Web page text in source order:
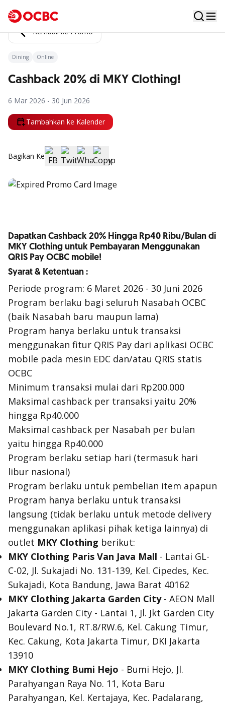
Kembali ke Promo
Dining Online
Cashback 20% di MKY Clothing!
6 Mar 2026 - 30 Jun 2026
Tambahkan ke Kalender
Bagikan Ke
Dapatkan Cashback 20% Hingga Rp40 Ribu/Bulan di
MKY Clothing untuk Pembayaran Menggunakan
QRIS Pay OCBC mobile!
Syarat & Ketentuan :
Periode program: 6 Maret 2026 - 30 Juni 2026
Program berlaku bagi seluruh Nasabah OCBC
(baik Nasabah baru maupun lama)
Program hanya berlaku untuk transaksi
menggunakan fitur QRIS Pay dari aplikasi OCBC
mobile pada mesin EDC dan/atau QRIS statis
OCBC
Minimum transaksi mulai dari Rp200.000
Maksimal cashback per transaksi yaitu 20%
hingga Rp40.000
Maksimal cashback per Nasabah per bulan
yaitu hingga Rp40.000
Program berlaku setiap hari (termasuk hari
libur nasional)
Program berlaku untuk pembelian item apapun
Program hanya berlaku untuk transaksi
langsung (tidak berlaku untuk metode delivery
menggunakan aplikasi pihak ketiga lainnya) di
outlet MKY Clothing berikut:
MKY Clothing Paris Van Java Mall - Lantai GL-
C-02, Jl. Sukajadi No. 131-139, Kel. Cipedes, Kec.
Sukajadi, Kota Bandung, Jawa Barat 40162
MKY Clothing Jakarta Garden City - AEON Mall
Jakarta Garden City - Lantai 1, Jl. Jkt Garden City
Boulevard No.1, RT.8/RW.6, Kel. Cakung Timur,
Kec. Cakung, Kota Jakarta Timur, DKI Jakarta
13910
MKY Clothing Bumi Hejo - Bumi Hejo, Jl.
Parahyangan Raya No. 11, Kota Baru
Parahyangan, Kel. Kertajaya, Kec. Padalarang,